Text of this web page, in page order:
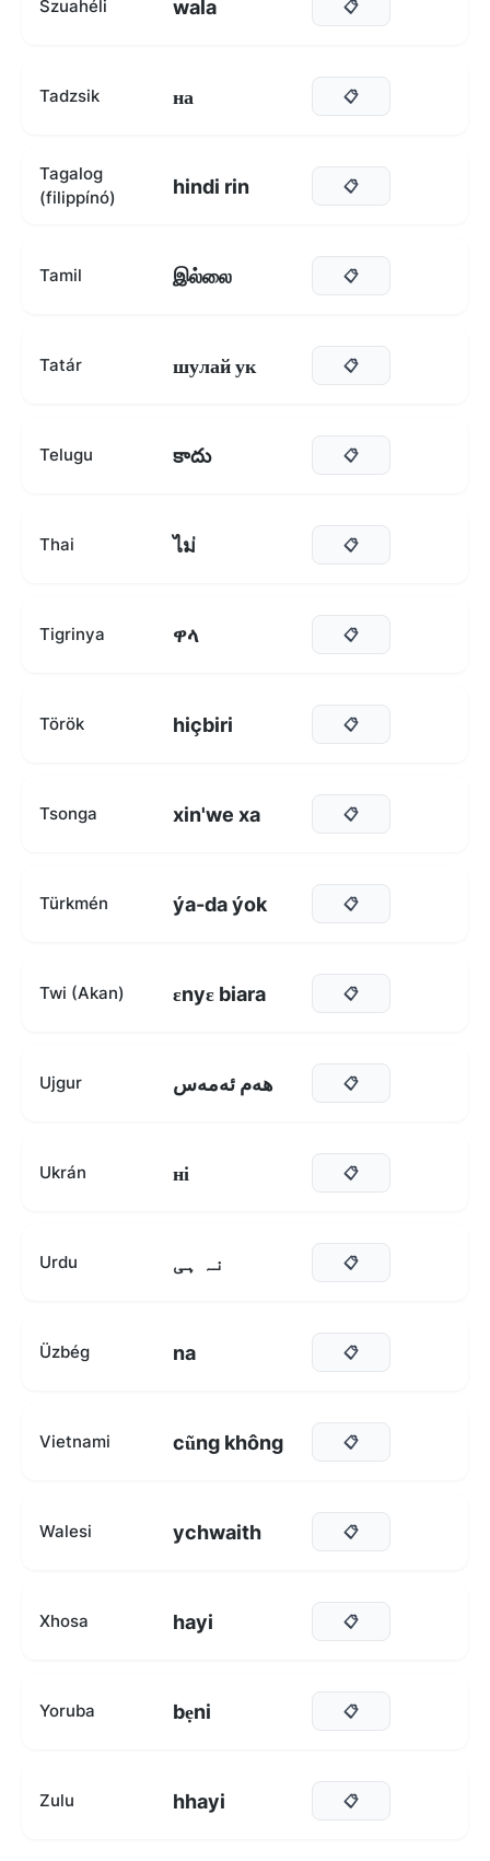
Szuahéli wala 📋
Tadzsik на 📋
Tagalog
(filippínó)
hindi rin 📋
Tamil இல்லை 📋
Tatár шулай ук 📋
Telugu కాదు 📋
Thai ไม่ 📋
Tigrinya ዋላ 📋
Török hiçbiri 📋
Tsonga xin'we xa 📋
Türkmén ýa-da ýok 📋
Twi (Akan) ɛnyɛ biara 📋
Ujgur ھەم ئەمەس 📋
Ukrán ні 📋
Urdu نہ ہی 📋
Üzbég na 📋
Vietnami cũng không 📋
Walesi ychwaith 📋
Xhosa hayi 📋
Yoruba bẹni 📋
Zulu hhayi 📋